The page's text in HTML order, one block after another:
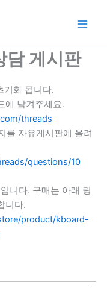
담 게시판
기화 됩니다.
에 남겨주세요.
threads
를 자유게시판에 올려
questions/10
니다. 구매는 아래 링
니다.
product/kboard-